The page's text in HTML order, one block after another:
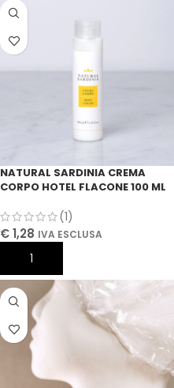
NATURAL SARDINIA CREMA
CORPO HOTEL FLACONE 100 ML
(1)
€1,28 IVA ESCLUSA
AGGIUNGI AL CARRELLO